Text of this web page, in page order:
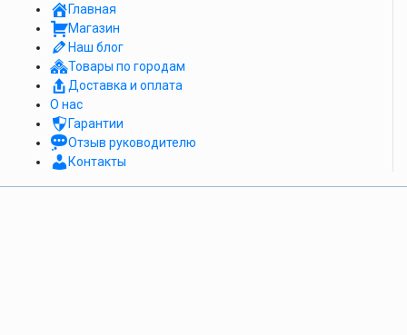
Главная
Магазин
Наш блог
Товары по городам
Доставка и оплата
О нас
Гарантии
Отзыв руководителю
Контакты